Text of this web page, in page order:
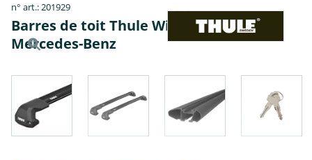
n° art.: 201929
Barres de toit Thule WingBar Edge -
Mercedes-Benz